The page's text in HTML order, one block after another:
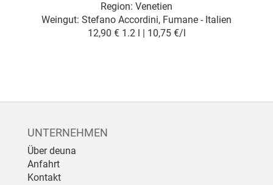
Region: Venetien
Weingut: Stefano Accordini, Fumane - Italien
12,90 € 1.2 l | 10,75 €/l
UNTERNEHMEN
Über deuna
Anfahrt
Kontakt